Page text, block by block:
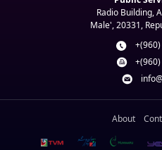
Radio Building,
Male', 20331,
About